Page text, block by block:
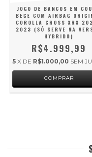
JOGO DE BANCOS EM
BEGE COM AIRBAG
COROLLA CROSS XRX
2023 (SÓ SERVE NA
HYBRIDO)
R$4.999,99
5 X DE R$1.000,00 SEM